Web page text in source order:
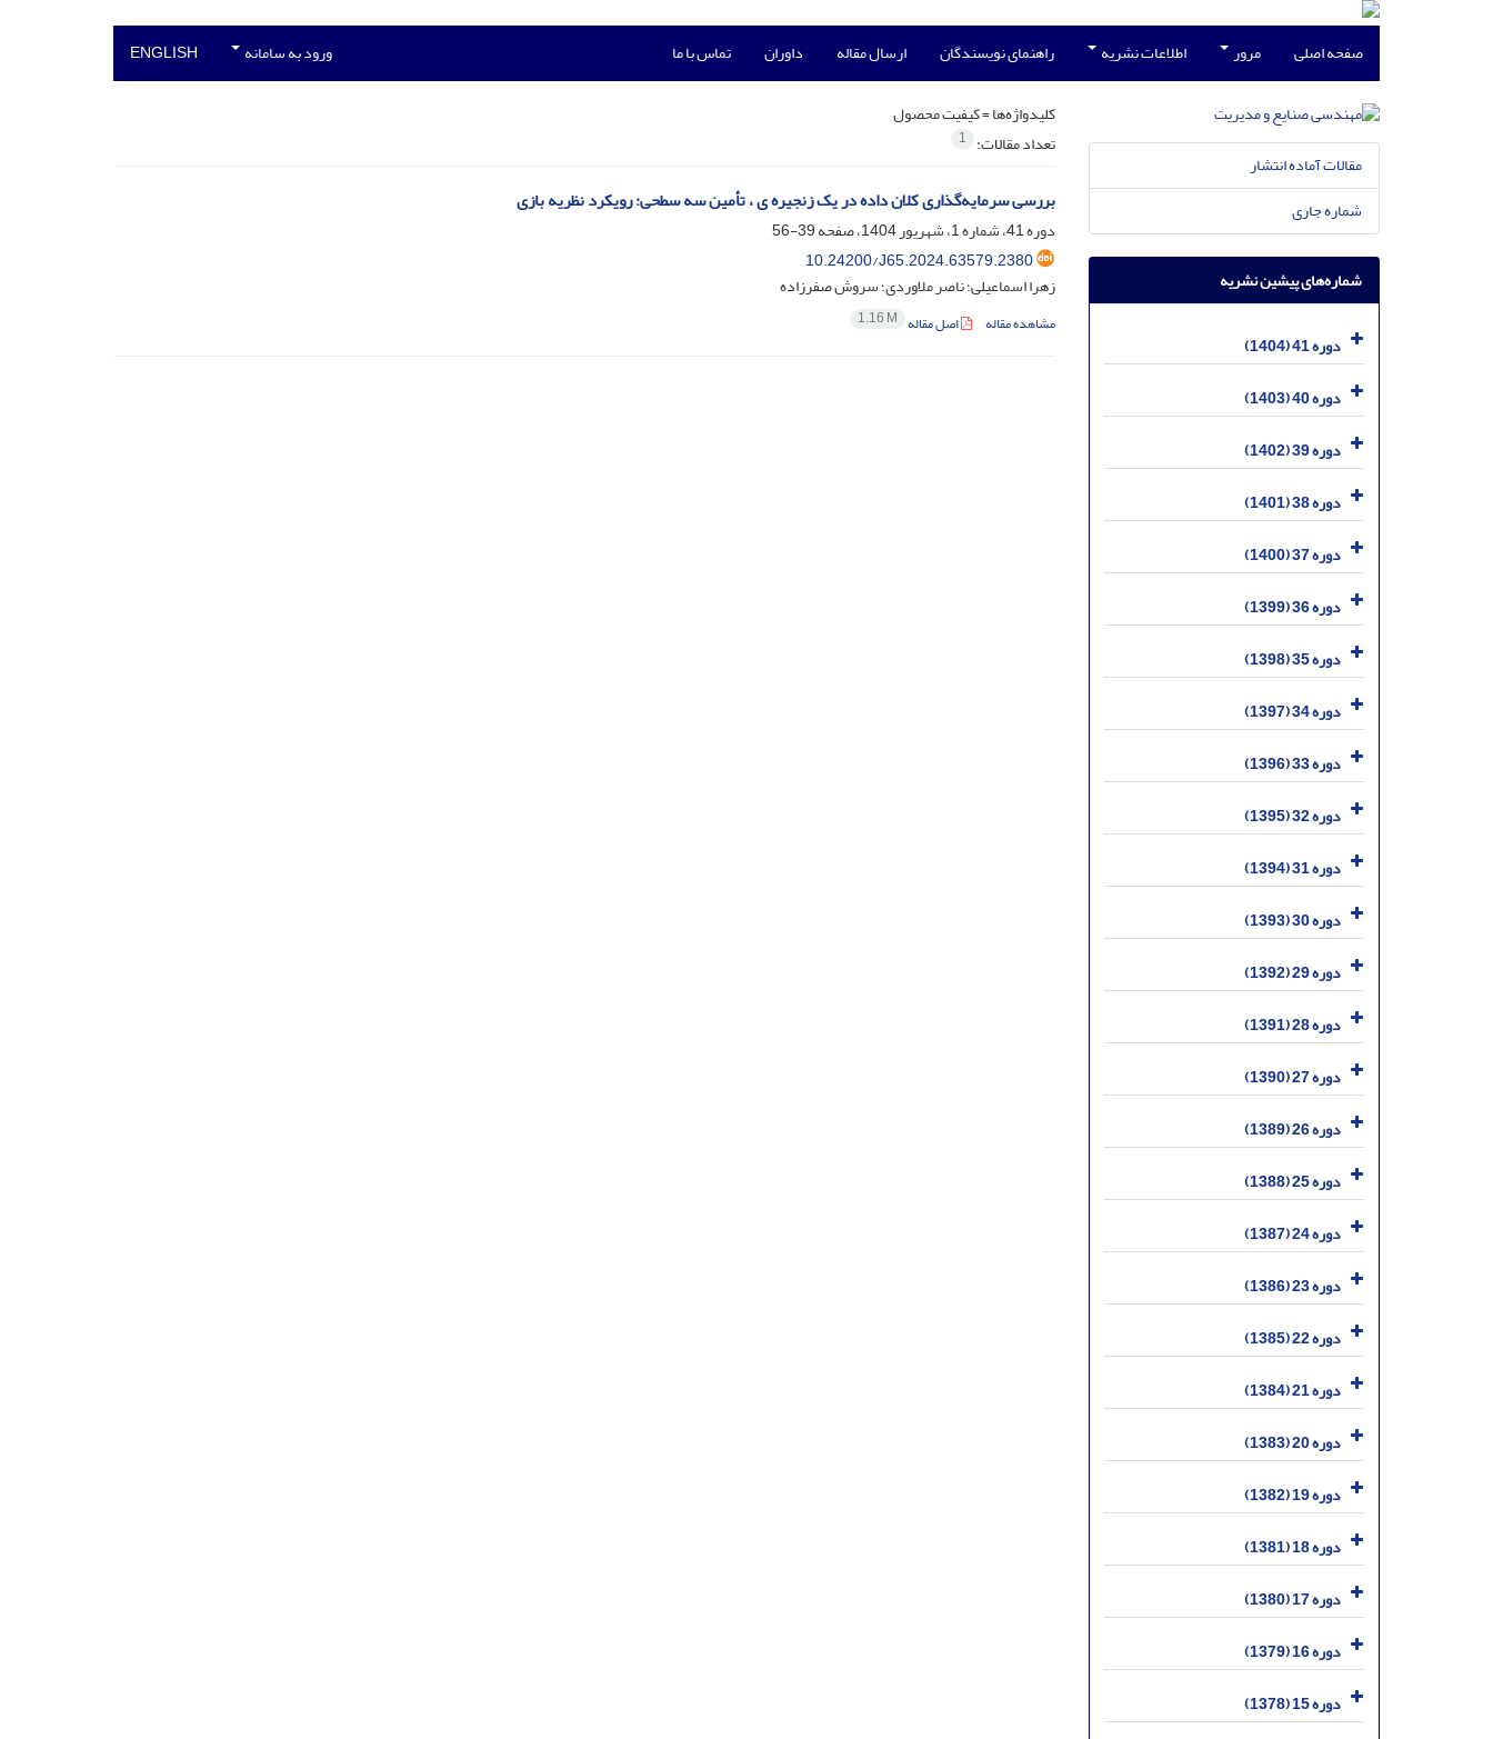
صفحه اصلی مرور اطلاعات نشریه راهنمای نویسندگان ارسال مقاله داوران تماس با ما ورود به سامانه ENGLISH
کلیدواژه‌ها =کیفیت محصول
تعداد مقالات: 1
بررسی سرمایه‌گذاری کلان داده در یک زنجیره ی ، تأمین سه سطحی: رویکرد نظریه بازی
دوره 41، شماره 1، شهریور 1404، صفحه
39-56
10.24200/J65.2024.63579.2380
زهرا اسماعیلی؛ ناصر ملاوردی؛ سروش صفرزاده
مشاهده مقاله اصل مقاله 1.16 M
مقالات آماده انتشار
شماره جاری
شماره‌های پیشین نشریه
دوره 41 (1404)
دوره 40 (1403)
دوره 39 (1402)
دوره 38 (1401)
دوره 37 (1400)
دوره 36 (1399)
دوره 35 (1398)
دوره 34 (1397)
دوره 33 (1396)
دوره 32 (1395)
دوره 31 (1394)
دوره 30 (1393)
دوره 29 (1392)
دوره 28 (1391)
دوره 27 (1390)
دوره 26 (1389)
دوره 25 (1388)
دوره 24 (1387)
دوره 23 (1386)
دوره 22 (1385)
دوره 21 (1384)
دوره 20 (1383)
دوره 19 (1382)
دوره 18 (1381)
دوره 17 (1380)
دوره 16 (1379)
دوره 15 (1378)